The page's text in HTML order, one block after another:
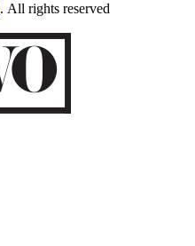
. All rights reserved